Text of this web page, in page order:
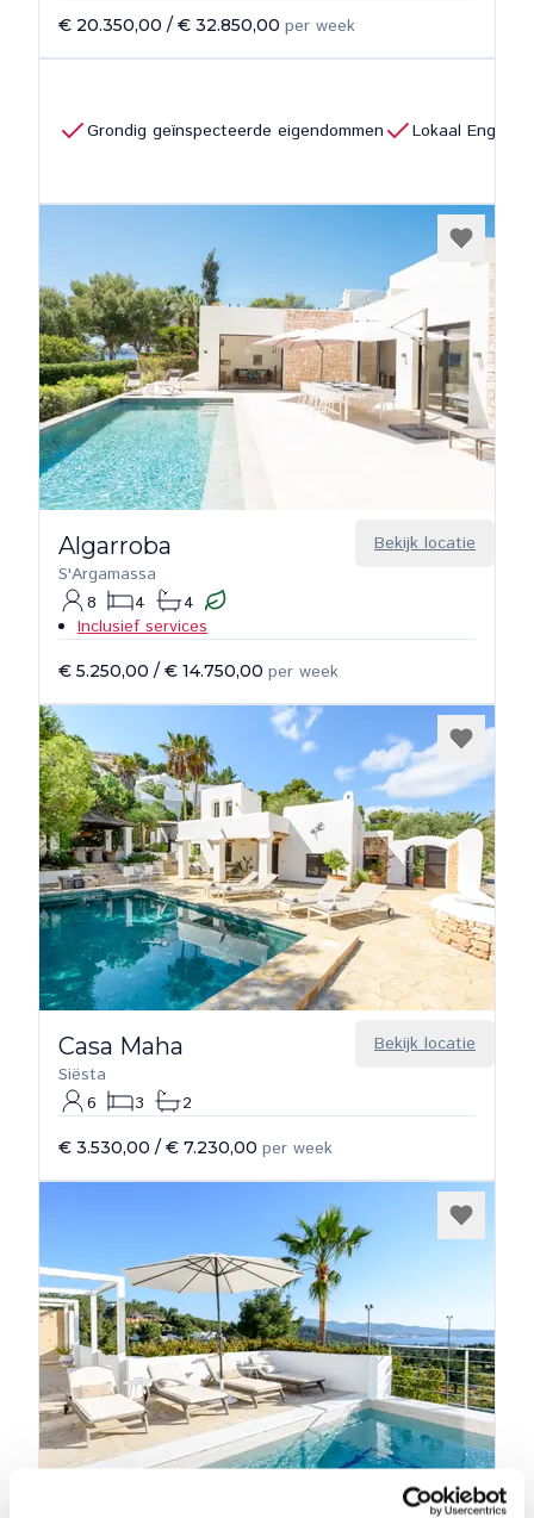
€ 20.350,00 / € 32.850,00 per week
Grondig geïnspecteerde eigendommen Lokaal Engels
Bekijk locatie
Algarroba
S'Argamassa
8
4
4
Inclusief services
€ 5.250,00 / € 14.750,00 per week
Bekijk locatie
Casa Maha
Siësta
6
3 2
€ 3.530,00 / € 7.230,00 per week